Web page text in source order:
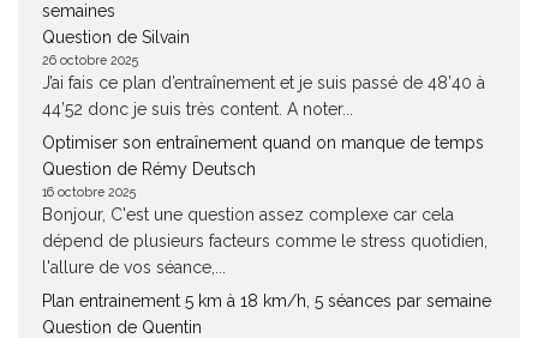
semaines
Question de Silvain
26 octobre 2025
J’ai fais ce plan d’entraînement et je suis passé de 48’40 à
44’52 donc je suis très content. A noter...
Optimiser son entraînement quand on manque de temps
Question de Rémy Deutsch
16 octobre 2025
Bonjour, C'est une question assez complexe car cela
dépend de plusieurs facteurs comme le stress quotidien,
l'allure de vos séance,...
Plan entrainement 5 km à 18 km/h, 5 séances par semaine
Question de Quentin